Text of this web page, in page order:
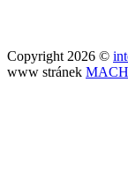
Copyright 2026 ©
www stránek